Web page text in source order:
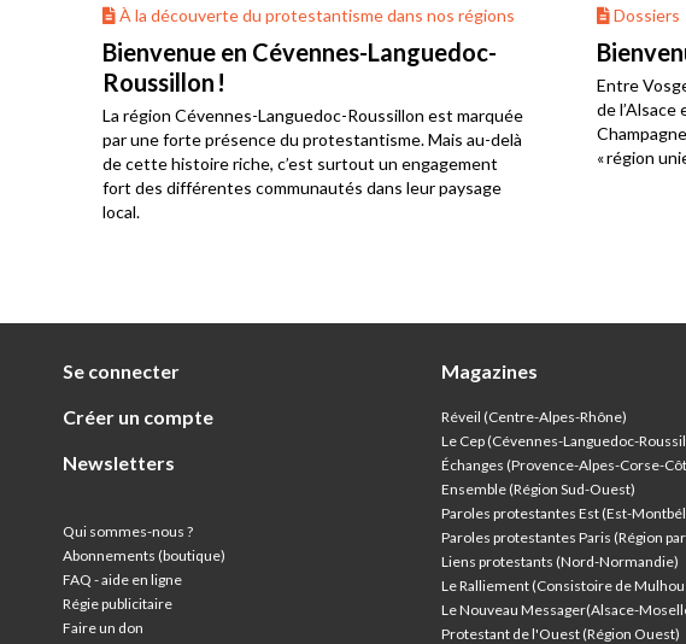
À la découverte du protestantisme dans nos régions
Bienvenue en Cévennes-Languedoc-
Roussillon !
La région Cévennes-Languedoc-Roussillon est marquée
par une forte présence du protestantisme. Mais au-delà
de cette histoire riche, c’est surtout un engagement
fort des différentes communautés dans leur paysage
local.
Dossiers
Entre
de
« région
Se connecter
Créer un compte
Newsletters
Qui sommes-nous ?
Abonnements (boutique)
FAQ - aide en ligne
Régie publicitaire
Faire un don
Magazines
Réveil (Centre-Alpes-Rhône)
Le Cep (Cévennes-Languedoc-
Échanges (Provence-Alpes-Corse-
Ensemble (Région Sud-Ouest)
Paroles protestantes Est (Est-
Paroles protestantes Paris (Région
Liens protestants (Nord-Normandie)
Le Ralliement (Consistoire de
Le Nouveau Messager(Alsace-
Protestant de l'Ouest (Région Ouest)